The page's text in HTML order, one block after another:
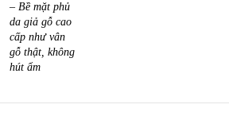
– Bề mặt phủ
da giả gỗ cao
cấp như vân
gỗ thật, không
hút ẩm